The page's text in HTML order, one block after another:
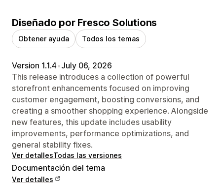
Diseñado por Fresco Solutions
Obtener ayuda Todos los temas
Version 1.1.4•July 06, 2026
This release introduces a collection of powerful
storefront enhancements focused on improving
customer engagement, boosting conversions, and
creating a smoother shopping experience. Alongside
new features, this update includes usability
improvements, performance optimizations, and
general stability fixes.
Ver detallesTodas las versiones
Documentación del tema
Ver detalles